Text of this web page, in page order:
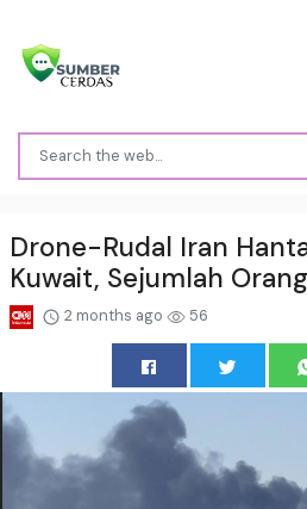
Drone-Rudal Iran
Kuwait, Sejumlah
2 months ago 56